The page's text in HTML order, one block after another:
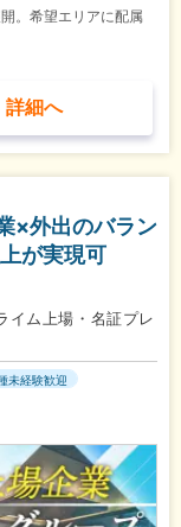
。希望エリアに配属
詳細へ
×外出のバラン
が実現可
イム上場・名証プレ
未経験歓迎